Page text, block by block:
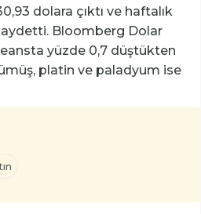
dolara çıktı ve haftalık
Bloomberg Dolar
yüzde 0,7 düştükten
platin ve paladyum ise